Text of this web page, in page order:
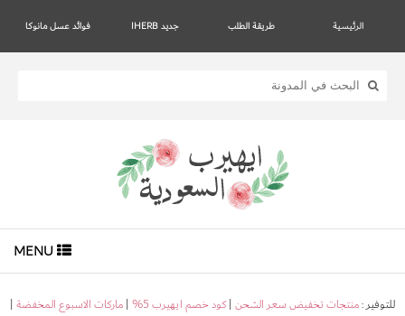
الرئيسية طريقة الطلب جديد IHERB فوائد عسل مانوكا
للتوفير :منتجات تخفيض سعر الشحن |كود خصم ايهيرب 5% |ماركات الاسبوع المخفضة |